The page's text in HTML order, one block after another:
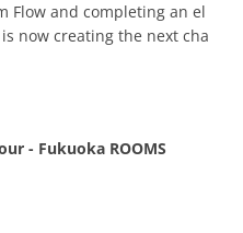
Flow and completing an el
now creating the next cha
- Fukuoka ROOMS